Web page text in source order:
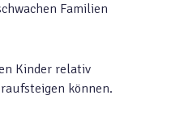
Familien
Kinder relativ
können.